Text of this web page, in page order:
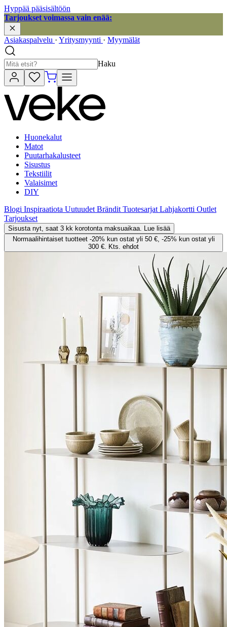
Hyppää pääsisältöön
Tarjoukset voimassa vain enää:
Asiakaspalvelu · Yritysmyynti · Myymälät
Haku
Huonekalut
Matot
Puutarhakalusteet
Sisustus
Tekstiilit
Valaisimet
DIY
Blogi Inspiraatiota Uutuudet Brändit Tuotesarjat Lahjakortti Outlet
Tarjoukset
Sisusta nyt, saat 3 kk korotonta maksuaikaa. Lue lisää
Normaalihintaiset tuotteet -20% kun ostat yli 50 €, -25% kun ostat yli
300 €. Kts. ehdot